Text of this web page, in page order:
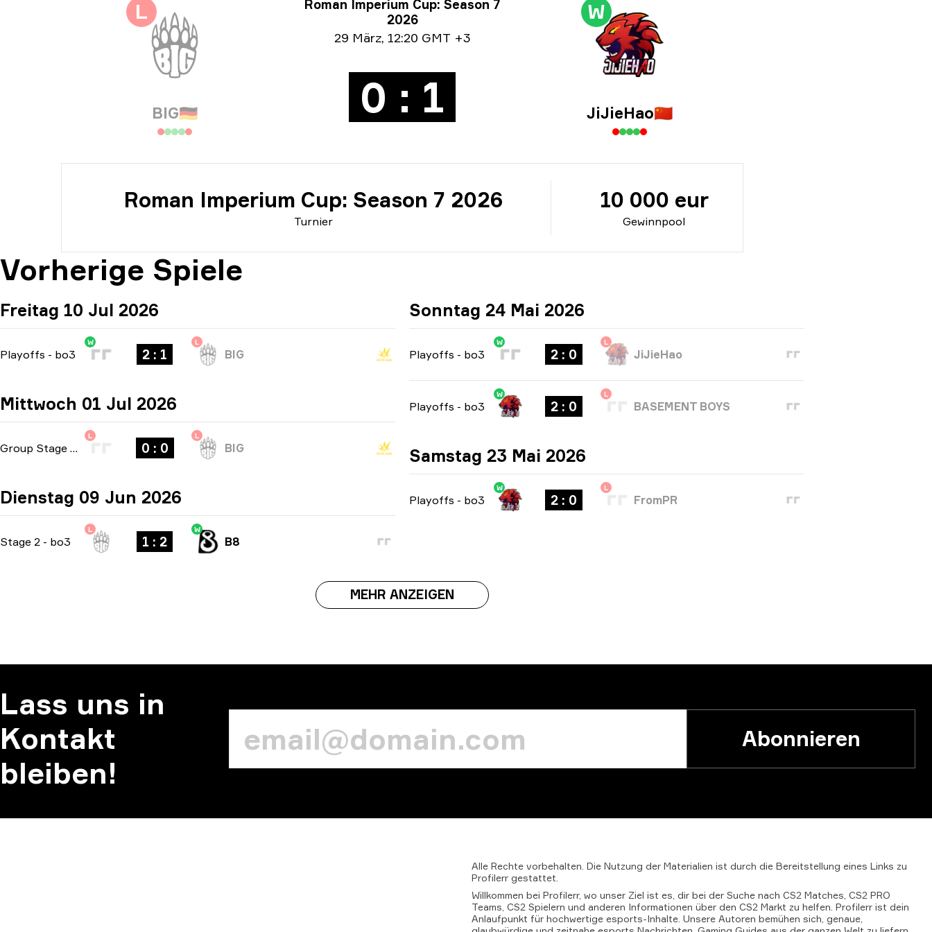
Turnier-Informationen
Roman Imperium Cup: Season 7
2026
Date info29 März, 12:20 GMT +3
L
BIG🇩🇪 0 : 1
W
JiJieHao🇨🇳
Turnier
Roman Imperium Cup: Season 7 2026
Gewinnpool
10 000 eur
Vorherige Spiele
Freitag 10 Jul 2026
Playoffs - bo3
W
2 : 1
L
BIG
Mittwoch 01 Jul 2026
Group Stage
L
0 : 0
L
BIG
Dienstag 09 Jun 2026
Stage 2 - bo3
L
1 : 2
W
B8
Sonntag 24 Mai 2026
Playoffs - bo3
W
2 : 0
L
JiJieHao
Playoffs - bo3
W
2 : 0
L
BASEMENT BOYS
Samstag 23 Mai 2026
Playoffs - bo3
W
2 : 0
L
FromPR
MEHR ANZEIGEN
Lass uns in
Kontakt
bleiben!
Abonnieren
Alle Rechte vorbehalten. Die Nutzung der Materialien ist durch die Bereitstellung eines Links zu
Profilerr gestattet.
Willkommen bei Profilerr, wo unser Ziel ist es, dir bei der Suche nach CS2 Matches, CS2 PRO
Teams, CS2 Spielern und anderen Informationen über den CS2 Markt zu helfen. Profilerr ist dein
Anlaufpunkt für hochwertige esports-Inhalte. Unsere Autoren bemühen sich, genaue,